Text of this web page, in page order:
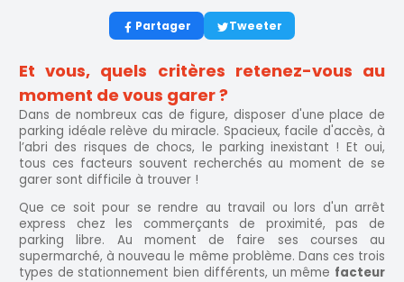
Partager Tweeter
Et vous, quels critères retenez-vous au
moment de vous garer ?
Dans de nombreux cas de figure, disposer d'une place de
parking idéale relève du miracle. Spacieux, facile d'accès, à
l’abri des risques de chocs, le parking inexistant ! Et oui,
tous ces facteurs souvent recherchés au moment de se
garer sont difficile à trouver !
Que ce soit pour se rendre au travail ou lors d'un arrêt
express chez les commerçants de proximité, pas de
parking libre. Au moment de faire ses courses au
supermarché, à nouveau le même problème. Dans ces trois
types de stationnement bien différents, un même facteur